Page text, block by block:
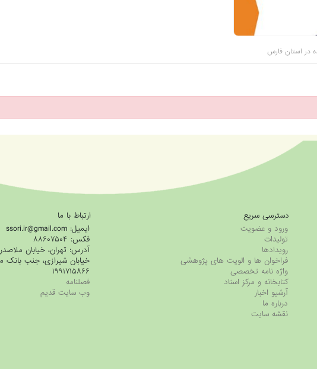
در استان فارس
دسترسی سریع
ورود و عضویت
تولیدات
رویدادها
فراخوان ها و الویت های پژوهشی
واژه نامه تخصصی
کتابخانه و مرکز اسناد
آرشیو اخبار
درباره ما
نقشه سایت
ارتباط با ما
ایمیل: ssori.ir@gmail.com
فکس: ۸۸۶۰۷۵۰۴
آدرس: تهران، خیابان
۱۹۹۱۷۱۵۸۶۶
فصلنامه
وب سایت قدیم